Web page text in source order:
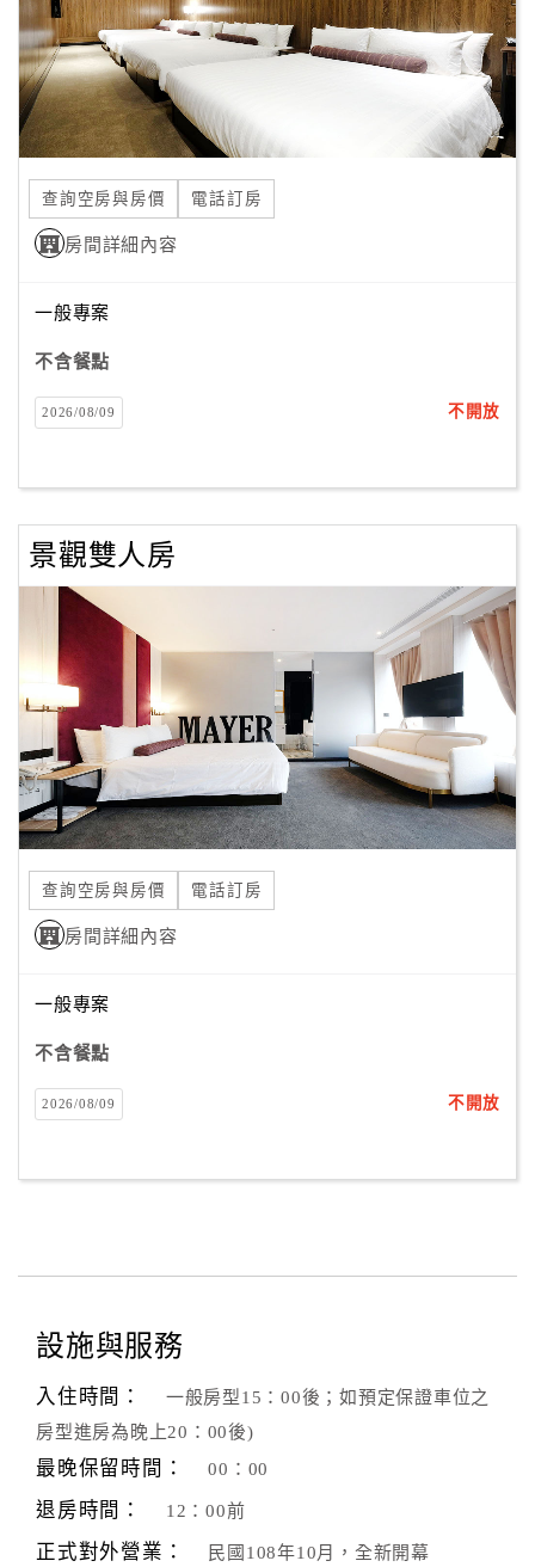
查詢空房與房價 電話訂房
房間詳細內容
一般專案
不含餐點
2026/08/09 不開放
景觀雙人房
查詢空房與房價 電話訂房
房間詳細內容
一般專案
不含餐點
2026/08/09 不開放
設施與服務
入住時間：
一般房型15：00後；如預定保證車位之
房型進房為晚上20：00後)
最晚保留時間： 00：00
退房時間： 12：00前
正式對外營業： 民國108年10月，全新開幕